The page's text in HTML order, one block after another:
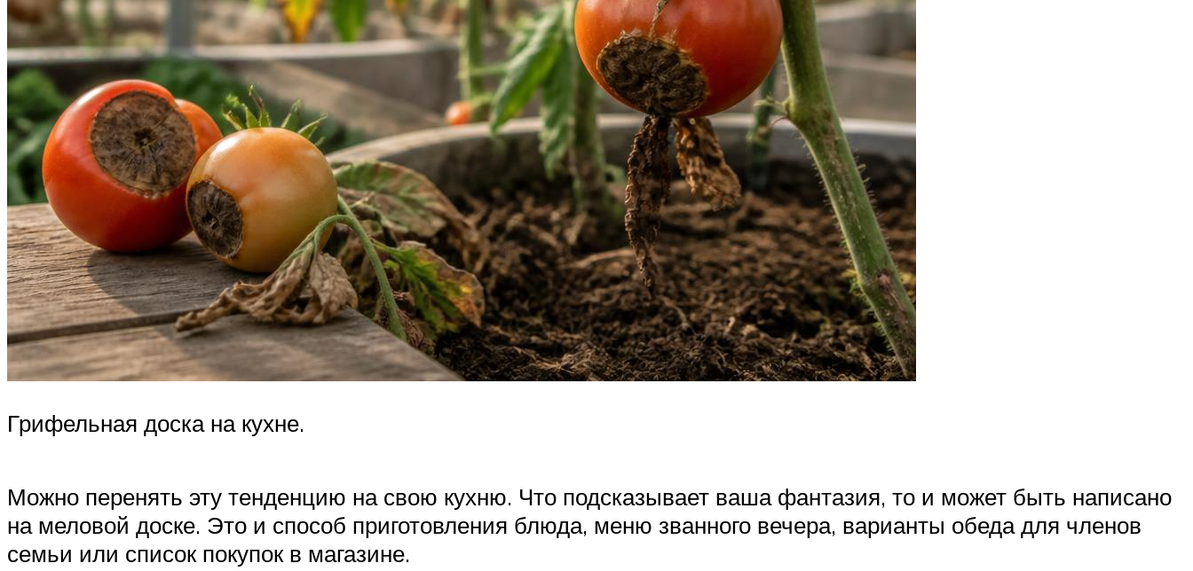
Грифельная доска на кухне.
Можно перенять эту тенденцию на свою кухню. Что подсказывает ваша фантазия, то и может быть написано
на меловой доске. Это и способ приготовления блюда, меню званного вечера, варианты обеда для членов
семьи или список покупок в магазине.